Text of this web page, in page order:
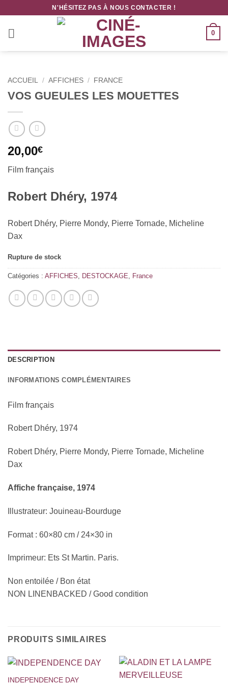
contenu
N'HÉSITEZ PAS À NOUS CONTACTER !
0
ACCUEIL / AFFICHES / FRANCE
VOS GUEULES LES MOUETTES
20,00€
Film français
Robert Dhéry, 1974
Robert Dhéry, Pierre Mondy, Pierre Tornade, Micheline
Dax
Rupture de stock
Catégories : AFFICHES DESTOCKAGE France
DESCRIPTION
INFORMATIONS COMPLÉMENTAIRES
Film français
Robert Dhéry, 1974
Robert Dhéry, Pierre Mondy, Pierre Tornade, Micheline
Dax
Affiche française, 1974
Illustrateur: Jouineau-Bourduge
Format : 60×80 cm / 24×30 in
Imprimeur: Ets St Martin. Paris.
Non entoilée / Bon état
NON LINENBACKED / Good condition
PRODUITS SIMILAIRES
INDEPENDENCE DAY